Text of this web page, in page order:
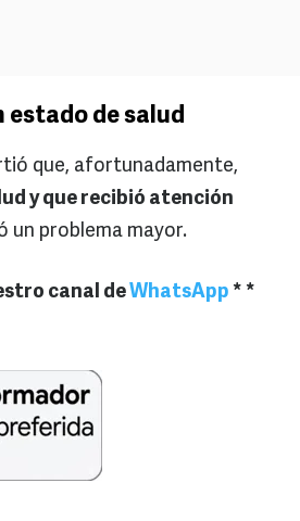
estado de salud
que, afortunadamente,
y que recibió atención
un problema mayor.
canal deWhatsApp * *